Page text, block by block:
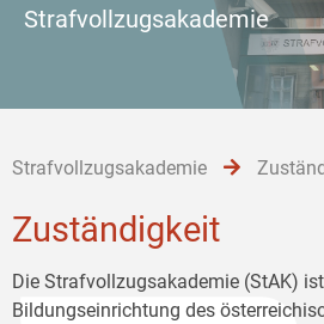
Strafvollzugsakademie
Strafvollzugsakademie
Zuständigkeit
Die Strafvollzugsakademie (StAK)
Bildungseinrichtung des